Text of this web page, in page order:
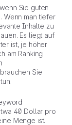
Sie guten
Wenn man tiefer
Inhalte zu
Es liegt auf
ist, je höher
am Ranking
Sie
40 Dollar pro
Menge ist.